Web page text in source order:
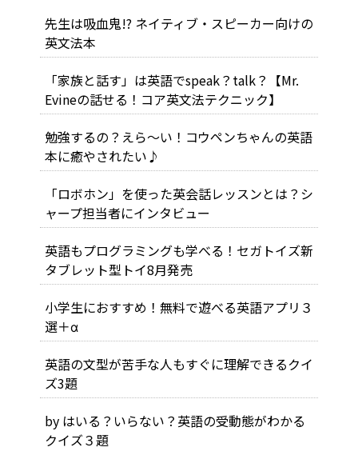
先生は吸血鬼!? ネイティブ・スピーカー向けの
英文法本
「家族と話す」は英語でspeak？talk？【Mr.
Evineの話せる！コア英文法テクニック】
勉強するの？えら～い！コウペンちゃんの英語
本に癒やされたい♪
「ロボホン」を使った英会話レッスンとは？シ
ャープ担当者にインタビュー
英語もプログラミングも学べる！セガトイズ新
タブレット型トイ8月発売
小学生におすすめ！無料で遊べる英語アプリ３
選＋α
英語の文型が苦手な人もすぐに理解できるクイ
ズ3題
by はいる？いらない？英語の受動態がわかる
クイズ３題